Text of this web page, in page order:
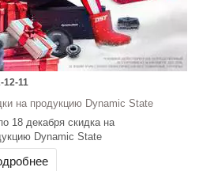
12-11
на продукцию Dynamic State
18 декабря скидка на
Dynamic State
-Ассортимент продукции